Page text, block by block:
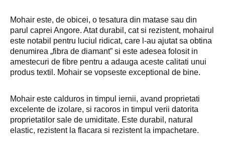
Mohair este, de obicei, o tesatura din matase sau din
parul caprei Angore. Atat durabil, cat si rezistent, mohairul
este notabil pentru luciul ridicat, care l-au ajutat sa obtina
denumirea „fibra de diamant” si este adesea folosit in
amestecuri de fibre pentru a adauga aceste calitati unui
produs textil. Mohair se vopseste exceptional de bine.
Mohair este calduros in timpul iernii, avand proprietati
excelente de izolare, si racoros in timpul verii datorita
proprietatilor sale de umiditate. Este durabil, natural
elastic, rezistent la flacara si rezistent la impachetare.